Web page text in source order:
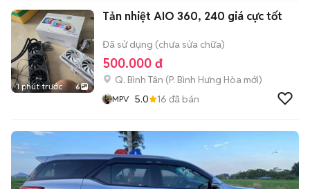
Hoang Van Thu , PN ,
1 phút trước 6
Tản nhiệt AIO 360, 240 giá cực tốt
Đã sử dụng (chưa sửa chữa)
500.000 đ
Q. Bình Tân (P. Bình Hưng Hòa mới)
MPV 5.0 16 đã bán